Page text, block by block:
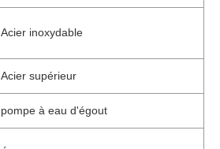
Acier inoxydable
Acier supérieur
pompe à eau d'égout